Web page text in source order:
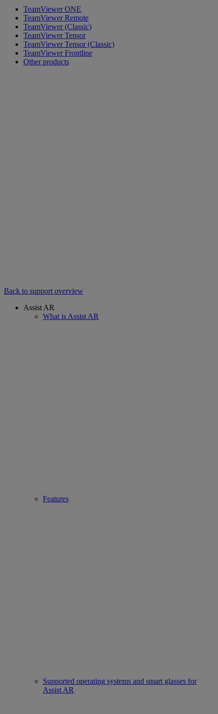
TeamViewer ONE
TeamViewer Remote
TeamViewer (Classic)
TeamViewer Tensor
TeamViewer Tensor (Classic)
TeamViewer Frontline
Other products
Back to support overview
Assist AR
What is Assist AR
Features
Supported operating systems and smart glasses for
Assist AR